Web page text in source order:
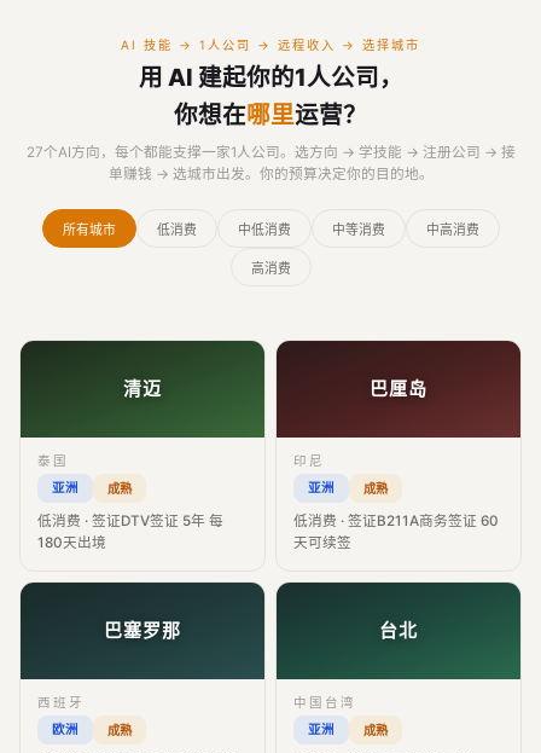
AI 技能 → 1人公司 → 远程收入 → 选择城市
用 AI 建起你的1人公司，
你想在哪里运营？
27个AI方向，每个都能支撑一家1人公司。选方向 → 学技能 → 注册公司 → 接
单赚钱 → 选城市出发。你的预算决定你的目的地。
所有城市 低消费 中低消费 中等消费 中高消费
高消费
清迈
泰国
亚洲
成熟
低消费 · 签证DTV签证 5年 每
180天出境
巴厘岛
印尼
亚洲
成熟
低消费 · 签证B211A商务签证 60
天可续签
巴塞罗那
西班牙
欧洲
成熟
台北
中国台湾
亚洲
成熟